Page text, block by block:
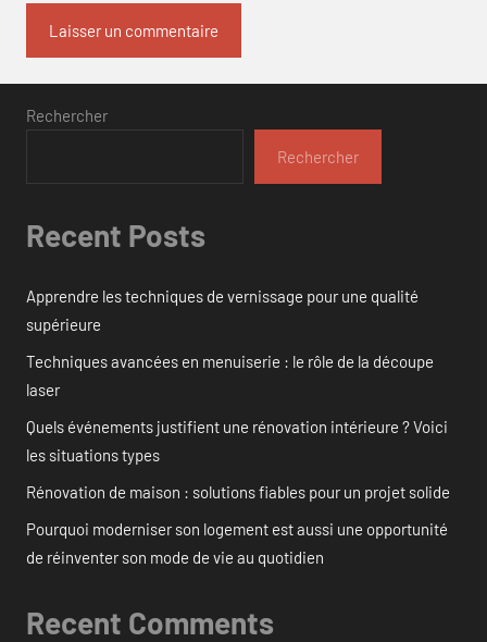
Rechercher
Rechercher
Recent Posts
Apprendre les techniques de vernissage pour une qualité
supérieure
Techniques avancées en menuiserie : le rôle de la découpe
laser
Quels événements justifient une rénovation intérieure ? Voici
les situations types
Rénovation de maison : solutions fiables pour un projet solide
Pourquoi moderniser son logement est aussi une opportunité
de réinventer son mode de vie au quotidien
Recent Comments